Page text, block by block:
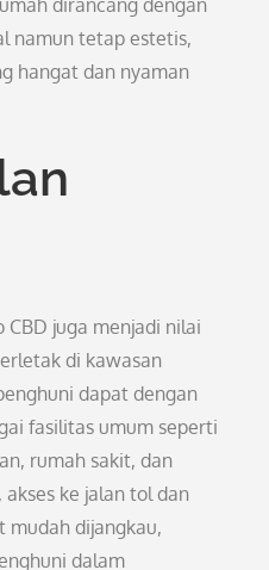
dirancang dengan
namun tetap estetis,
hangat dan nyaman
CBD juga menjadi nilai
di kawasan
dapat dengan
fasilitas umum seperti
rumah sakit, dan
ke jalan tol dan
mudah dijangkau,
dalam